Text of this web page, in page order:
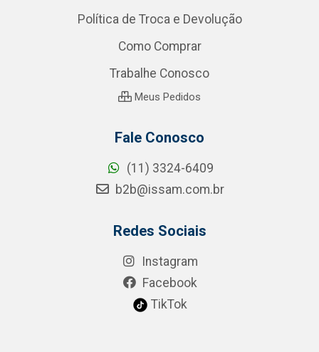
Política de Troca e Devolução
Como Comprar
Trabalhe Conosco
Meus Pedidos
Fale Conosco
(11) 3324-6409
b2b@issam.com.br
Redes Sociais
Instagram
Facebook
TikTok